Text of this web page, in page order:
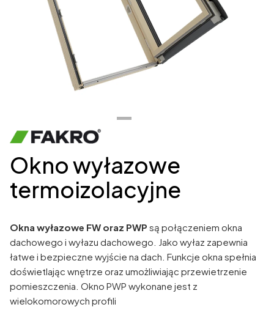
Okno wyłazowe
termoizolacyjne
Okna wyłazowe FW oraz PWP są połączeniem okna
dachowego i wyłazu dachowego. Jako wyłaz zapewnia
łatwe i bezpieczne wyjście na dach. Funkcje okna spełnia
doświetlając wnętrze oraz umożliwiając przewietrzenie
pomieszczenia. Okno PWP wykonane jest z
wielokomorowych profili